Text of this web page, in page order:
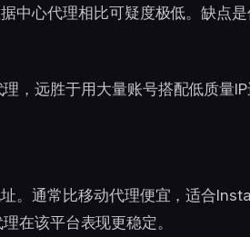
中心代理相比可疑度极低。缺点
，远胜于用大量账号搭配低质量IP
。通常比移动代理便宜，适合
在该平台表现更稳定。